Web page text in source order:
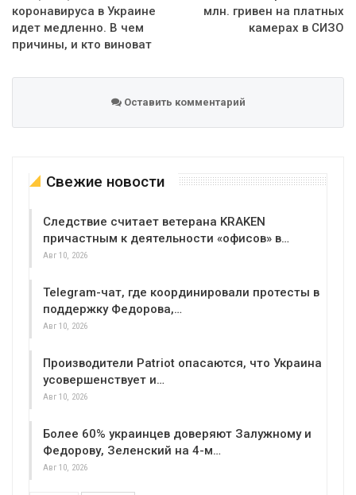
коронавируса в Украине
идет медленно. В чем
причины, и кто виноват
млн. гривен на платных
камерах в СИЗО
Оставить комментарий
Свежие новости
Следствие считает ветерана KRAKEN
причастным к деятельности «офисов» в…
Авг 10, 2026
Telegram-чат, где координировали протесты в
поддержку Федорова,…
Авг 10, 2026
Производители Patriot опасаются, что Украина
усовершенствует и…
Авг 10, 2026
Более 60% украинцев доверяют Залужному и
Федорову, Зеленский на 4-м…
Авг 10, 2026